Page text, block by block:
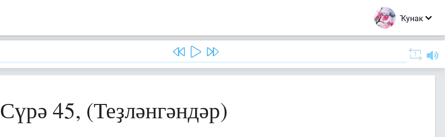
Ҡунак
Сүрә 45, (Теҙләнгәндәр)